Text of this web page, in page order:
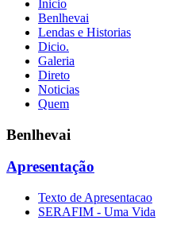
Inicio
Benlhevai
Lendas e Historias
Dicio.
Galeria
Direto
Noticias
Quem
Benlhevai
Apresentação
Texto de Apresentacao
SERAFIM - Uma Vida